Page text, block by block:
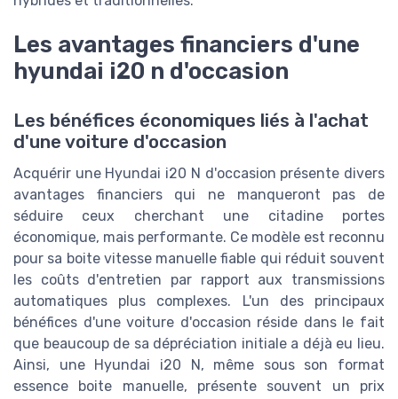
Les avantages financiers d'une
hyundai i20 n d'occasion
Les bénéfices économiques liés à l'achat
d'une voiture d'occasion
Acquérir une Hyundai i20 N d'occasion présente divers
avantages financiers qui ne manqueront pas de
séduire ceux cherchant une citadine portes
économique, mais performante. Ce modèle est reconnu
pour sa boite vitesse manuelle fiable qui réduit souvent
les coûts d'entretien par rapport aux transmissions
automatiques plus complexes. L'un des principaux
bénéfices d'une voiture d'occasion réside dans le fait
que beaucoup de sa dépréciation initiale a déjà eu lieu.
Ainsi, une Hyundai i20 N, même sous son format
essence boite manuelle, présente souvent un prix